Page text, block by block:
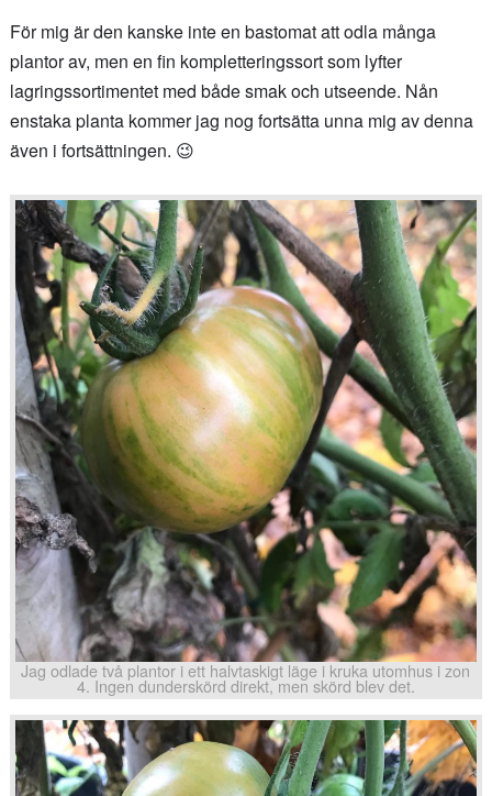
För mig är den kanske inte en bastomat att odla många
plantor av, men en fin kompletteringssort som lyfter
lagringssortimentet med både smak och utseende. Nån
enstaka planta kommer jag nog fortsätta unna mig av denna
även i fortsättningen. 😉
Jag odlade två plantor i ett halvtaskigt läge i kruka utomhus i zon
4. Ingen dunderskörd direkt, men skörd blev det.